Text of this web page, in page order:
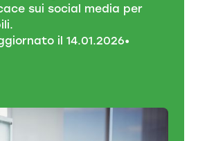
sui social media per
il 14.01.2026•